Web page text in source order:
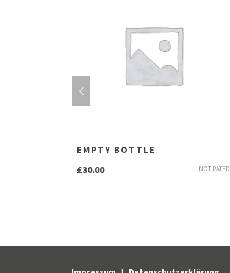
EMPTY BOTTLE
NOT RATED
£30.00